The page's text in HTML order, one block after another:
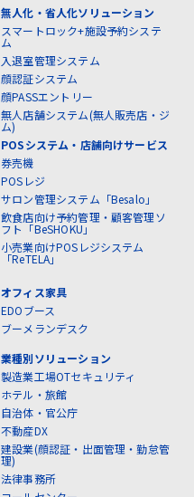
無人化・省人化ソリューション
スマートロック+施設予約システ
ム
入退室管理システム
顔認証システム
顔PASSエントリー
無人店舗システム(無人販売店・ジ
ム)
POSシステム・店舗向けサービス
券売機
POSレジ
サロン管理システム「Besalo」
飲食店向け予約管理・顧客管理ソ
フト「BeSHOKU」
小売業向けPOSレジシステム
「ReTELA」
オフィス家具
EDOブース
ブーメランデスク
業種別ソリューション
製造業工場OTセキュリティ
ホテル・旅館
自治体・官公庁
不動産DX
建設業(顔認証・出面管理・勤怠管
理)
法律事務所